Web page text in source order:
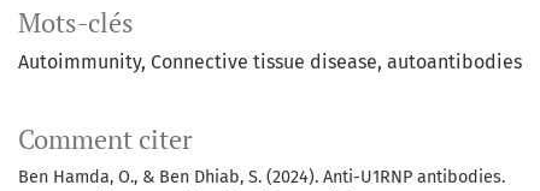
Mots-clés
Autoimmunity Connective tissue disease autoantibodies
Comment citer
Ben Hamda, O., & Ben Dhiab, S. (2024). Anti-U1RNP antibodies.